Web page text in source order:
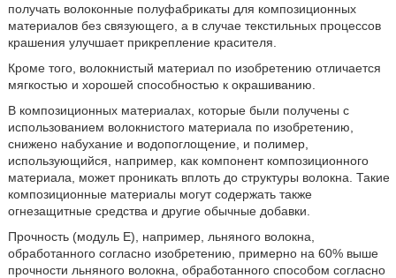
получать волоконные полуфабрикаты для композиционных
материалов без связующего, а в случае текстильных процессов
крашения улучшает прикрепление красителя.
Кроме того, волокнистый материал по изобретению отличается
мягкостью и хорошей способностью к окрашиванию.
В композиционных материалах, которые были получены с
использованием волокнистого материала по изобретению,
снижено набухание и водопоглощение, и полимер,
использующийся, например, как компонент композиционного
материала, может проникать вплоть до структуры волокна. Такие
композиционные материалы могут содержать также
огнезащитные средства и другие обычные добавки.
Прочность (модуль Е), например, льняного волокна,
обработанного согласно изобретению, примерно на 60% выше
прочности льняного волокна, обработанного способом согласно